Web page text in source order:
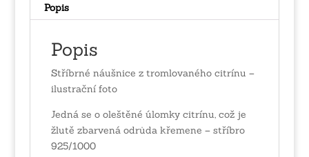
Popis
Popis
Stříbrné náušnice z tromlovaného citrínu –
ilustrační foto
Jedná se o oleštěné úlomky citrínu, což je
žlutě zbarvená odrůda křemene – stříbro
925/1000